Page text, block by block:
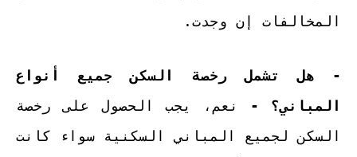
المخالفات إن وجدت.
- هل تشمل رخصة السكن جميع أنواع
المباني؟ -
نعم، يجب الحصول على رخصة
السكن لجميع المباني السكنية سواء كانت